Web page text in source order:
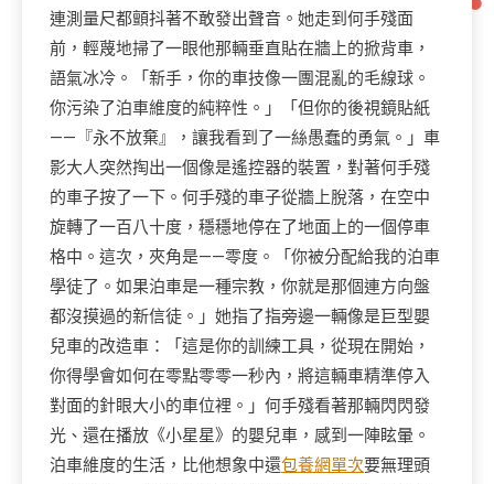
連測量尺都顫抖著不敢發出聲音。她走到何手殘面
前，輕蔑地掃了一眼他那輛垂直貼在牆上的掀背車，
語氣冰冷。「新手，你的車技像一團混亂的毛線球。
你污染了泊車維度的純粹性。」「但你的後視鏡貼紙
——『永不放棄』，讓我看到了一絲愚蠢的勇氣。」車
影大人突然掏出一個像是遙控器的裝置，對著何手殘
的車子按了一下。何手殘的車子從牆上脫落，在空中
旋轉了一百八十度，穩穩地停在了地面上的一個停車
格中。這次，夾角是——零度。「你被分配給我的泊車
學徒了。如果泊車是一種宗教，你就是那個連方向盤
都沒摸過的新信徒。」她指了指旁邊一輛像是巨型嬰
兒車的改造車：「這是你的訓練工具，從現在開始，
你得學會如何在零點零零一秒內，將這輛車精準停入
對面的針眼大小的車位裡。」何手殘看著那輛閃閃發
光、還在播放《小星星》的嬰兒車，感到一陣眩暈。
泊車維度的生活，比他想象中還包養網單次要無理頭